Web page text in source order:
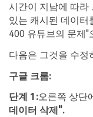
시간이 지남에 따라
있는 캐시된 데이터
400 유튜브의 문제"
다음은 그것을 수정
구글 크롬:
단계 1:오른쪽 상단
데이터 삭제".